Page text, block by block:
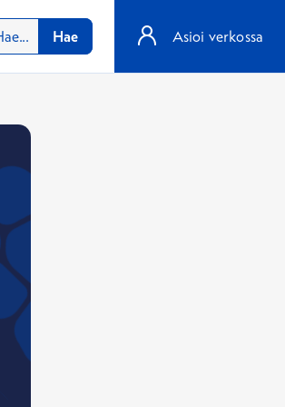
Hae Asioi verkossa